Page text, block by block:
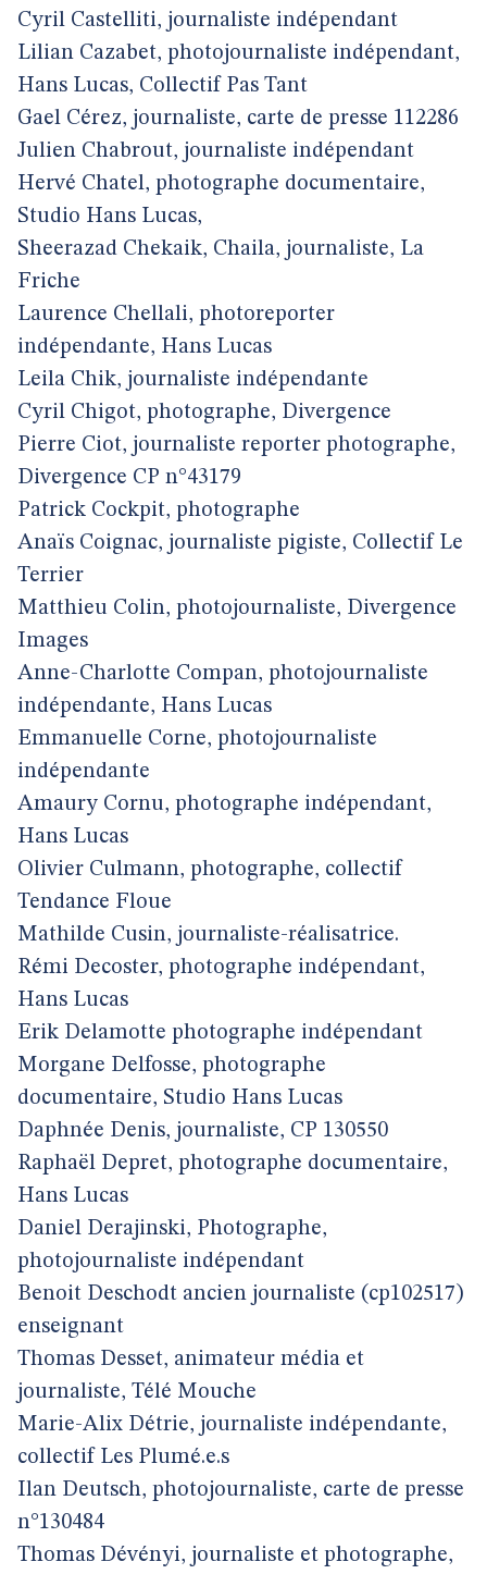
Cyril Castelliti, journaliste indépendant
Lilian Cazabet, photojournaliste indépendant,
Hans Lucas, Collectif Pas Tant
Gael Cérez, journaliste, carte de presse 112286
Julien Chabrout, journaliste indépendant
Hervé Chatel, photographe documentaire,
Studio Hans Lucas,
Sheerazad Chekaik, Chaila, journaliste, La
Friche
Laurence Chellali, photoreporter
indépendante, Hans Lucas
Leila Chik, journaliste indépendante
Cyril Chigot, photographe, Divergence
Pierre Ciot, journaliste reporter photographe,
Divergence CP n°43179
Patrick Cockpit, photographe
Anaïs Coignac, journaliste pigiste, Collectif Le
Terrier
Matthieu Colin, photojournaliste, Divergence
Images
Anne-Charlotte Compan, photojournaliste
indépendante, Hans Lucas
Emmanuelle Corne, photojournaliste
indépendante
Amaury Cornu, photographe indépendant,
Hans Lucas
Olivier Culmann, photographe, collectif
Tendance Floue
Mathilde Cusin, journaliste-réalisatrice.
Rémi Decoster, photographe indépendant,
Hans Lucas
Erik Delamotte photographe indépendant
Morgane Delfosse, photographe
documentaire, Studio Hans Lucas
Daphnée Denis, journaliste, CP 130550
Raphaël Depret, photographe documentaire,
Hans Lucas
Daniel Derajinski, Photographe,
photojournaliste indépendant
Benoit Deschodt ancien journaliste (cp102517)
enseignant
Thomas Desset, animateur média et
journaliste, Télé Mouche
Marie-Alix Détrie, journaliste indépendante,
collectif Les Plumé.e.s
Ilan Deutsch, photojournaliste, carte de presse
n°130484
Thomas Dévényi, journaliste et photographe,